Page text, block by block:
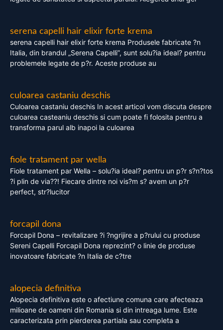
serena capelli hair elixir forte krema
serena capelli hair elixir forte krema Produsele fabricate ?n
Italia, din brandul „Serena Capelli”, sunt solu?ia ideal? pentru
problemele legate de p?r. Aceste produse au
culoarea castaniu deschis
Culoarea castaniu deschis In acest articol vom discuta despre
culoarea casteaniu deschis si cum poate fi folosita pentru a
transforma parul alb inapoi la culoarea
fiole tratament par wella
Fiole tratament par Wella – solu?ia ideal? pentru un p?r s?n?tos
?i plin de via??! Fiecare dintre noi vis?m s? avem un p?r
perfect, str?lucitor
forcapil dona
Forcapil Dona – revitalizare ?i ?ngrijire a p?rului cu produse
Sereni Capelli Forcapil Dona reprezint? o linie de produse
inovatoare fabricate ?n Italia de c?tre
alopecia definitiva
Alopecia definitiva este o afectiune comuna care afecteaza
milioane de oameni din Romania si din intreaga lume. Este
caracterizata prin pierderea partiala sau completa a